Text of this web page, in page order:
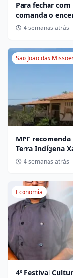
Para fechar
comanda o
Miravânia hoje
4 semanas atrás
São João das
MPF
Terra Indígena
BR-135
4 semanas atrás
Economia
4º Festival